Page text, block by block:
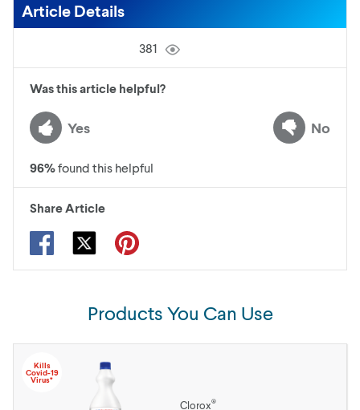
Article Details
381
Was this article helpful?
Yes No
96%found this helpful
Share Article
Products You Can Use
Kills
Covid-19
Virus*
Clorox®